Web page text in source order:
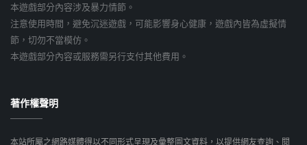
本遊戲部分內容涉及暴力情節。
注意使用時間，避免沉迷遊戲，可能影響身心健康，遊戲內皆為虛擬情
節，切勿不當模仿。
本遊戲部分內容或服務需另行支付其他費用。
著作權聲明
本站所屬之網路媒體得以不同形式呈現及彙整圖文資料，以提供網友查詢、閱